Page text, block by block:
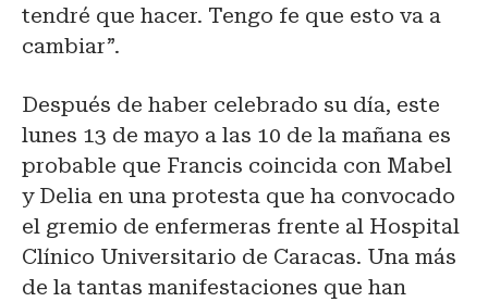
tendré que hacer. Tengo fe que esto va a
cambiar”.
Después de haber celebrado su día, este
lunes 13 de mayo a las 10 de la mañana es
probable que Francis coincida con Mabel
y Delia en una protesta que ha convocado
el gremio de enfermeras frente al Hospital
Clínico Universitario de Caracas. Una más
de la tantas manifestaciones que han